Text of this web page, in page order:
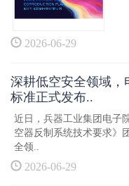
2026-06-29
深耕低空安全领域
标准正式发布..
近日，兵器工业集团电子
空器反制系统技术要求》
全领..
2026-06-29